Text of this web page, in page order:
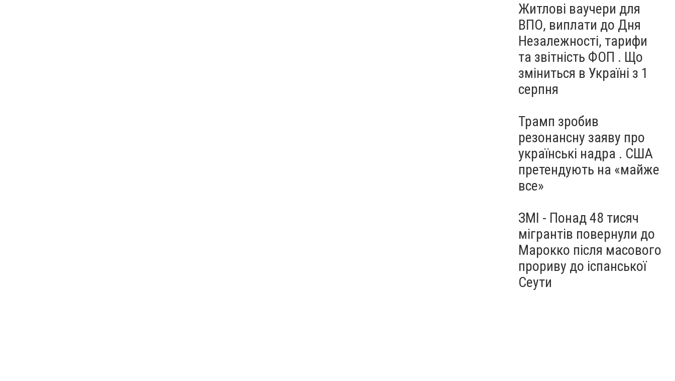
Житлові ваучери для
ВПО, виплати до Дня
Незалежності, тарифи
та звітність ФОП . Що
зміниться в Україні з 1
серпня
Трамп зробив
резонансну заяву про
українські надра . США
претендують на «майже
все»
ЗМІ - Понад 48 тисяч
мігрантів повернули до
Марокко після масового
прориву до іспанської
Сеути